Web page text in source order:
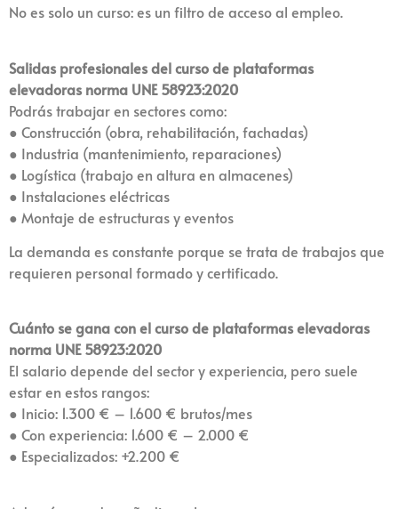
No es solo un curso: es un filtro de acceso al empleo.
Salidas profesionales del curso de plataformas
elevadoras norma UNE 58923:2020
Podrás trabajar en sectores como:
● Construcción (obra, rehabilitación, fachadas)
● Industria (mantenimiento, reparaciones)
● Logística (trabajo en altura en almacenes)
● Instalaciones eléctricas
● Montaje de estructuras y eventos
La demanda es constante porque se trata de trabajos que
requieren personal formado y certificado.
Cuánto se gana con el curso de plataformas elevadoras
norma UNE 58923:2020
El salario depende del sector y experiencia, pero suele
estar en estos rangos:
● Inicio: 1.300 € – 1.600 € brutos/mes
● Con experiencia: 1.600 € – 2.000 €
● Especializados: +2.200 €